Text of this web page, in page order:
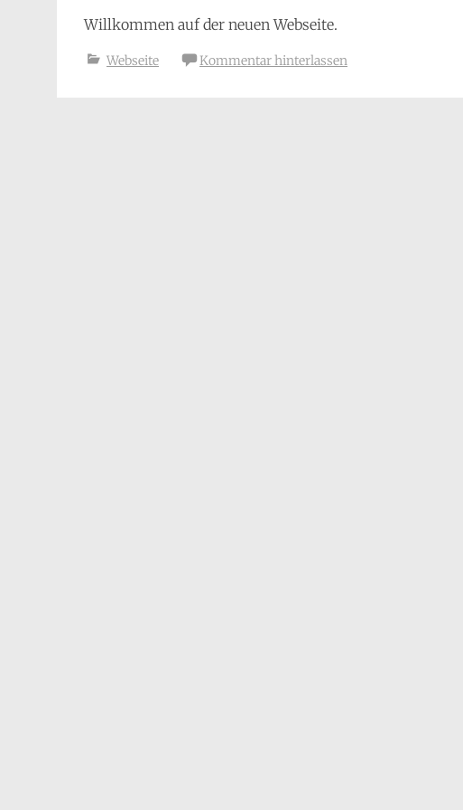
Willkommen auf der neuen Webseite.
Webseite Kommentar hinterlassen